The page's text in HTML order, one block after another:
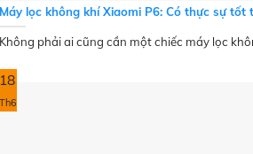
Máy lọc không khí Xiaomi P6: Có thực sự tốt
Không phải ai cũng cần một chiếc máy lọc
18
Th6